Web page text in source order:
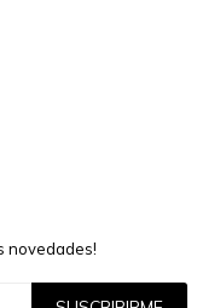
novedades!